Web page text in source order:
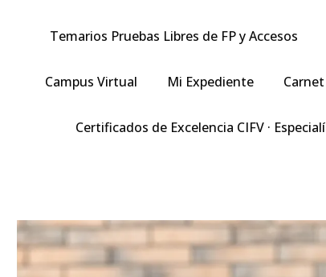
Temarios Pruebas Libres de FP y Accesos
Campus Virtual Mi Expediente
Certificados de Excelencia CIFV ·